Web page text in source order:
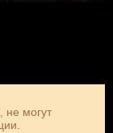
, не могут